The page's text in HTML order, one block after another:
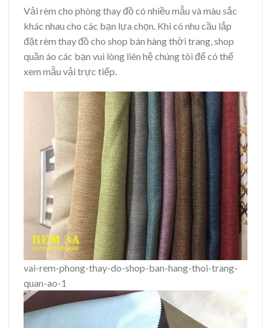
Vải rèm cho phòng thay đồ có nhiều mẫu và màu sắc
khác nhau cho các bạn lựa chọn. Khi có nhu cầu lắp
đặt rèm thay đồ cho shop bán hàng thời trang, shop
quần áo các bạn vui lòng liên hệ chúng tôi để có thể
xem mẫu vải trực tiếp.
vai-rem-phong-thay-do-shop-ban-hang-thoi-trang-
quan-ao-1